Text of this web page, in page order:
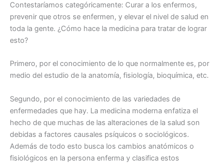
Contestaríamos categóricamente: Curar a los enfermos,
prevenir que otros se enfermen, y elevar el nivel de salud en
toda la gente. ¿Cómo hace la medicina para tratar de lograr
esto?
Primero, por el conocimiento de lo que normalmente es, por
medio del estudio de la anatomía, fisiología, bioquímica, etc.
Segundo, por el conocimiento de las variedades de
enfermedades que hay. La medicina moderna enfatiza el
hecho de que muchas de las alteraciones de la salud son
debidas a factores causales psíquicos o sociológicos.
Además de todo esto busca los cambios anatómicos o
fisiológicos en la persona enferma y clasifica estos